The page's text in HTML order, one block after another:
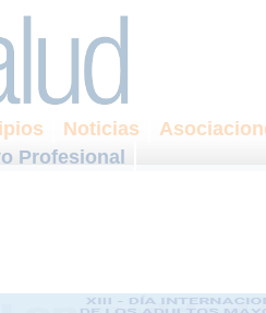
Noticias
Profesional